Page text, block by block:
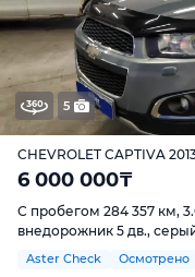
5
CHEVROLET CAPTIVA
6 000 000₸
С пробегом 284 357 км,
внедорожник 5 дв.,
Aster Check Осмотрено